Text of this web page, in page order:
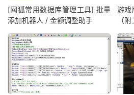
[网狐常用数据库管理工具] 批量
添加机器人 / 金额调整助手
游戏
（